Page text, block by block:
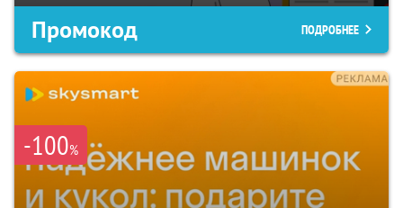
Промокод ПОДРОБНЕЕ
-100%